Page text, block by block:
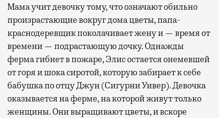
Мама учит девочку тому, что означают обильно
произрастающие вокруг дома цветы, папа-
краснодеревщик поколачивает жену и — время от
времени — подрастающую дочку. Однажды
ферма гибнет в пожаре, Элис остается онемевшей
от горя и шока сиротой, которую забирает к себе
бабушка по отцу Джун (Сигурни Уивер). Девочка
оказывается на ферме, на которой живут только
женщины. Они выращивают цветы, и вскоре